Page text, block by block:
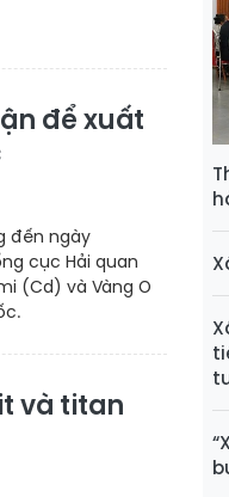
để xuất
đến ngày
cục Hải quan
(Cd) và Vàng O
và titan